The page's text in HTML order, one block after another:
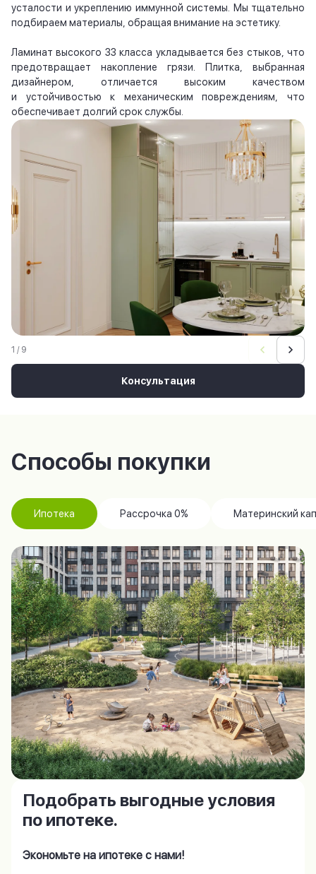
усталости и укреплению иммунной системы. Мы тщательно
подбираем материалы, обращая внимание на эстетику.
Ламинат высокого 33 класса укладывается без стыков, что
предотвращает накопление грязи. Плитка, выбранная
дизайнером, отличается высоким качеством
и устойчивостью к механическим повреждениям, что
обеспечивает долгий срок службы.
Консультация
1 / 9
Способы покупки
Ипотека Рассрочка 0% Материнский
Подобрать выгодные условия
по ипотеке.
Экономьте на ипотеке с нами!